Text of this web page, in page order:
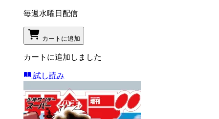
毎週水曜日配信
カートに追加
カートに追加しました
試し読み